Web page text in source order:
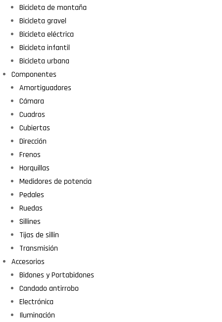
Bicicleta de montaña
Bicicleta gravel
Bicicleta eléctrica
Bicicleta infantil
Bicicleta urbana
Componentes
Amortiguadores
Cámara
Cuadros
Cubiertas
Dirección
Frenos
Horquillas
Medidores de potencia
Pedales
Ruedas
Sillines
Tijas de sillin
Transmisión
Accesorios
Bidones y Portabidones
Candado antirrobo
Electrónica
Iluminación